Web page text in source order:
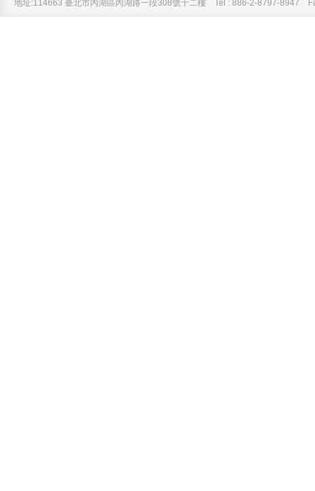
地址:114663 臺北市內湖區內湖路一段308號十二樓 Tel : 886-2-8797-8947